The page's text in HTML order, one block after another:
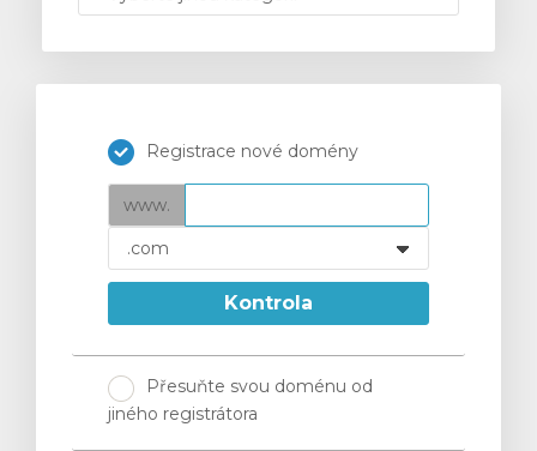
Registrace nové domény
www.
Kontrola
Přesuňte svou doménu od
jiného registrátora